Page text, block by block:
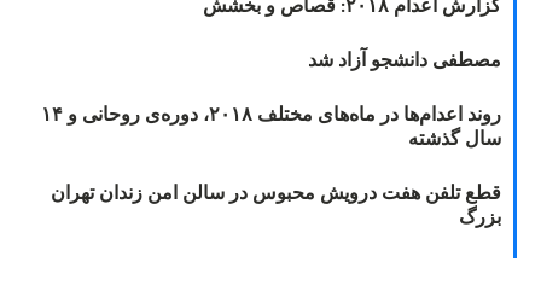
مصطفی دانشجو آزاد شد
روند اعدام‌ها در ماه‌های مختلف ۲۰۱۸، دوره‌ی روحانی و ۱۴
سال گذشته
قطع تلفن هفت درویش محبوس در سالن امن زندان تهران
بزرگ